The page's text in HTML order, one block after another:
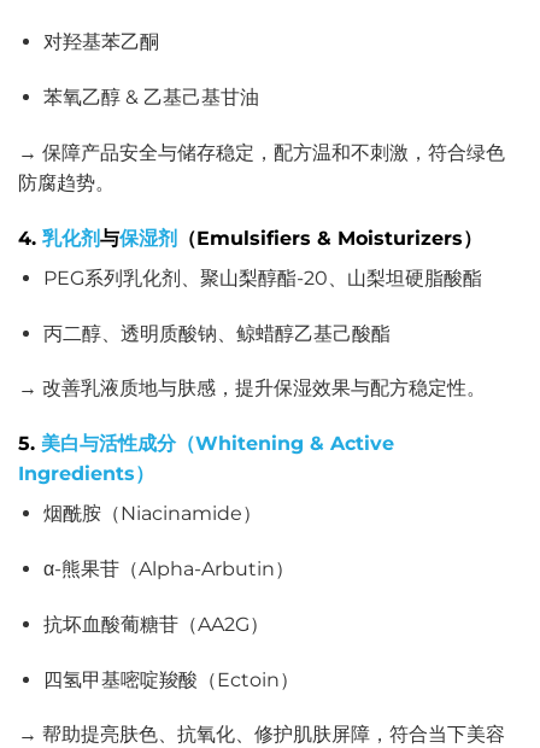
对羟基苯乙酮
苯氧乙醇 & 乙基己基甘油
→ 保障产品安全与储存稳定，配方温和不刺激，符合绿色
防腐趋势。
4. 乳化剂与保湿剂
（Emulsifiers & Moisturizers）
PEG系列乳化剂、聚山梨醇酯-20、山梨坦硬脂酸酯
丙二醇、透明质酸钠、鲸蜡醇乙基己酸酯
→ 改善乳液质地与肤感，提升保湿效果与配方稳定性。
5. 美白与活性成分（Whitening & Active
Ingredients）
烟酰胺（Niacinamide）
α-熊果苷（Alpha-Arbutin）
抗坏血酸葡糖苷（AA2G）
四氢甲基嘧啶羧酸（Ectoin）
→ 帮助提亮肤色、抗氧化、修护肌肤屏障，符合当下美容